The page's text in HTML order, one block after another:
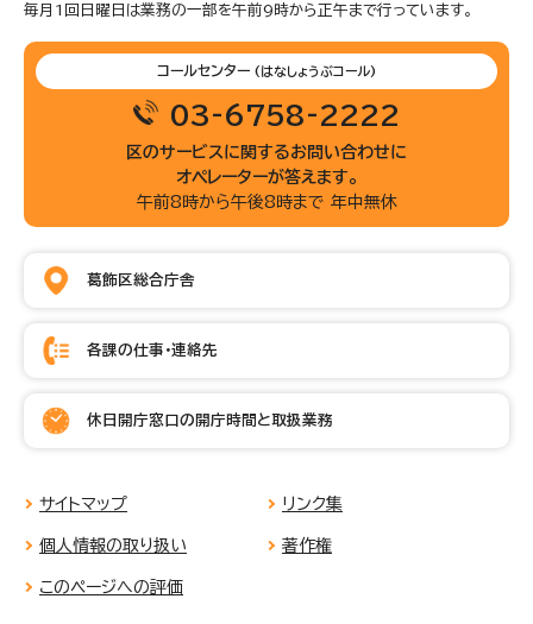
毎月1回日曜日は業務の一部を午前9時から正午まで行っています。
コールセンター (はなしょうぶコール)
03-6758-2222
区のサービスに関するお問い合わせに
オペレーターが答えます。
午前8時から午後8時まで 年中無休
葛飾区総合庁舎
各課の仕事・連絡先
休日開庁窓口の開庁時間と取扱業務
サイトマップ リンク集
個人情報の取り扱い 著作権
このページへの評価